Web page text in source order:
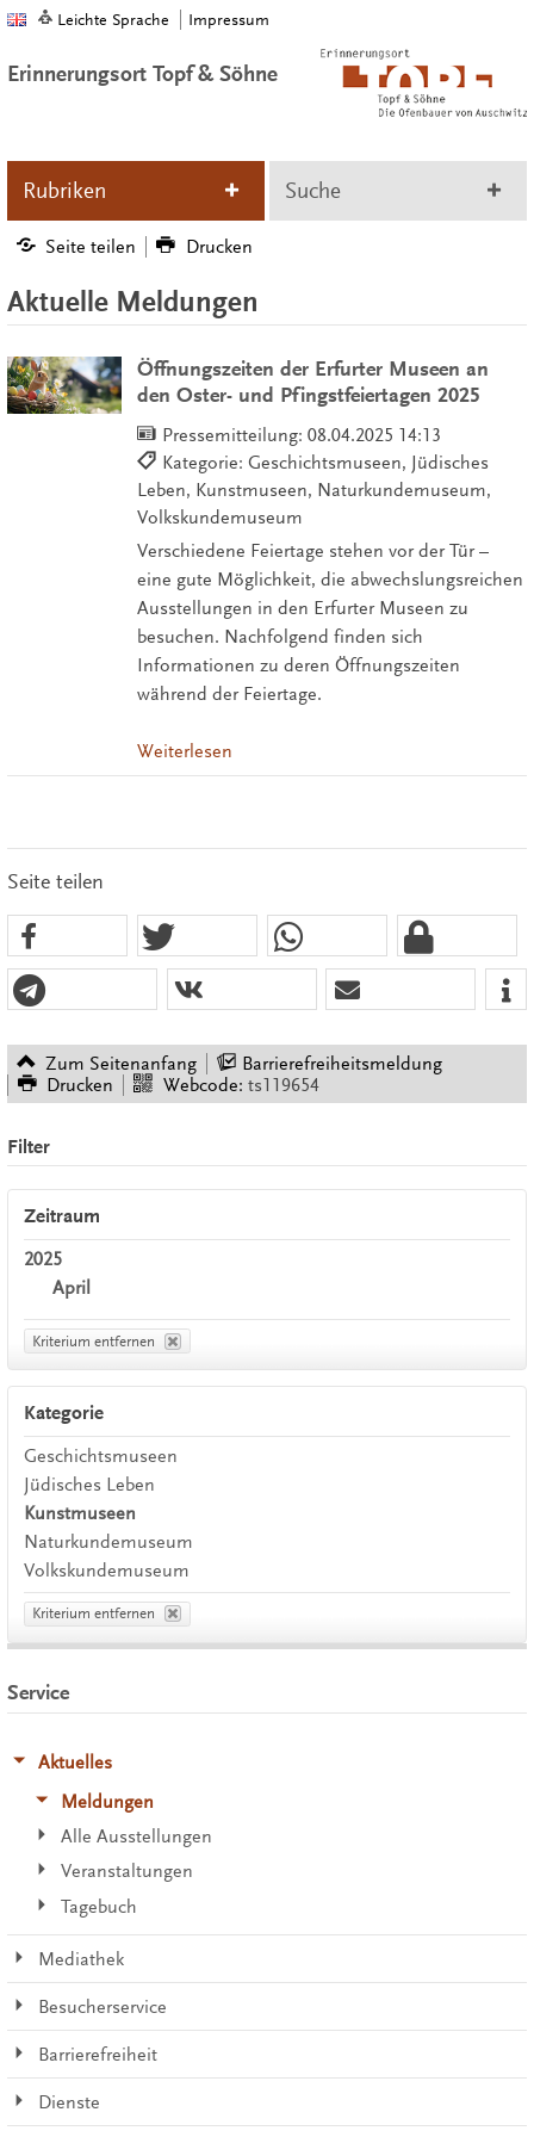
Leichte Sprache Impressum
Erinnerungsort Topf & Söhne
Rubriken Suche
Seite teilen Drucken
Aktuelle Meldungen
Öffnungszeiten der Erfurter Museen an
den Oster- und Pfingstfeiertagen 2025
Pressemitteilung: 08.04.2025 14:13
Kategorie: Geschichtsmuseen, Jüdisches
Leben, Kunstmuseen, Naturkundemuseum,
Volkskundemuseum
Verschiedene Feiertage stehen vor der Tür –
eine gute Möglichkeit, die abwechslungsreichen
Ausstellungen in den Erfurter Museen zu
besuchen. Nachfolgend finden sich
Informationen zu deren Öffnungszeiten
während der Feiertage.
Weiterlesen
Seite teilen
Zum Seitenanfang
Barrierefreiheitsmeldung
Drucken
Webcode: ts119654
Filter
Zeitraum
2025
April
Kriterium entfernen
Kategorie
Geschichtsmuseen
Jüdisches Leben
Kunstmuseen
Naturkundemuseum
Volkskundemuseum
Kriterium entfernen
Service
Aktuelles
Meldungen
Alle Ausstellungen
Veranstaltungen
Tagebuch
Mediathek
Besucherservice
Barrierefreiheit
Dienste